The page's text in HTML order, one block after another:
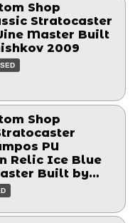
Shop
Stratocaster
Master Built
2009
Shop
PU
Relic Ice Blue
Built by
2017